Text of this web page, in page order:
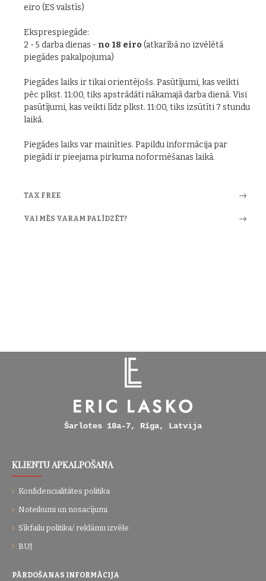
eiro (ES valstīs)
Eksprespiegāde:
2 - 5 darba dienas - no 18 eiro (atkarībā no izvēlētā
piegādes pakalpojuma)
Piegādes laiks ir tikai orientējošs. Pasūtījumi, kas veikti
pēc plkst. 11:00, tiks apstrādāti nākamajā darba dienā. Visi
pasūtījumi, kas veikti līdz plkst. 11:00, tiks izsūtīti 7 stundu
laikā.
Piegādes laiks var mainīties. Papildu informācija par
piegādi ir pieejama pirkuma noformēšanas laikā.
TAX FREE
VAI MĒS VARAM PALĪDZĒT?
Šarlotes 18a-7, Rīga, Latvija
KLIENTU APKALPOŠANA
Konfidencialitātes politika
Noteikumi un nosacījumi
Sīkfailu politika/ reklāmu izvēle
BUJ
PĀRDOŠANAS INFORMĀCIJA